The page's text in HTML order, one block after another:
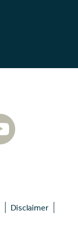
Disclaimer